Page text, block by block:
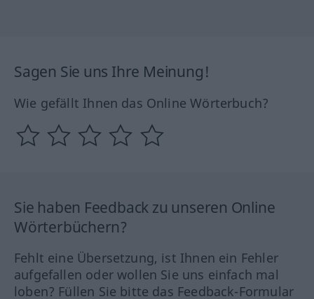
Sagen Sie uns Ihre Meinung!
Wie gefällt Ihnen das Online Wörterbuch?
Sie haben Feedback zu unseren Online
Wörterbüchern?
Fehlt eine Übersetzung, ist Ihnen ein Fehler
aufgefallen oder wollen Sie uns einfach mal
loben? Füllen Sie bitte das Feedback-Formular